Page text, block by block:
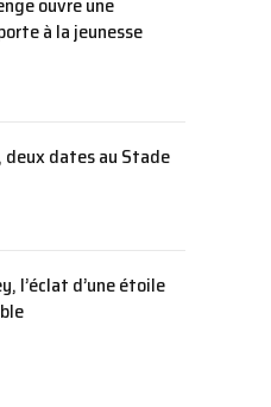
à la jeunesse
deux dates au Stade
l’éclat d’une étoile